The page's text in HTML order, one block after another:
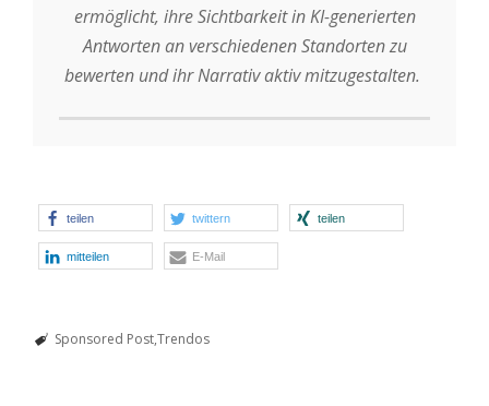
ermöglicht, ihre Sichtbarkeit in KI-generierten
Antworten an verschiedenen Standorten zu
bewerten und ihr Narrativ aktiv mitzugestalten.
teilen twittern teilen
mitteilen E-Mail
Sponsored PostTrendos